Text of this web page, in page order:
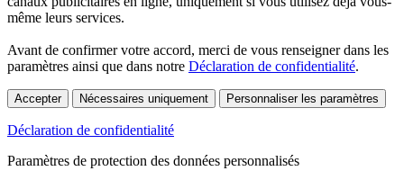
même leurs services.
Avant de confirmer votre accord, merci de vous renseigner dans les
paramètres ainsi que dans notre Déclaration de confidentialité.
Accepter Nécessaires uniquement Personnaliser les paramètres
Déclaration de confidentialité
Paramètres de protection des données personnalisés